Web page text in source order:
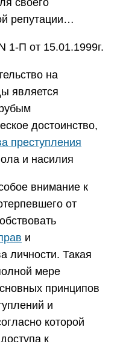
своего
репутации…
П от 15.01.1999г.
на
является
достоинство,
преступления
и насилия
внимание к
от
и
личности. Такая
мере
принципов
и
которой
к